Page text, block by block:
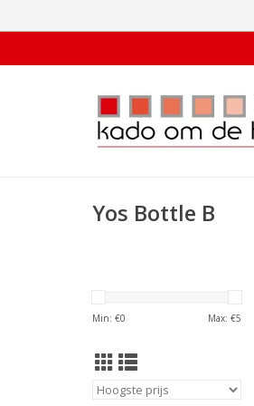
Yos Bottle B
Min: €0 Max: €5